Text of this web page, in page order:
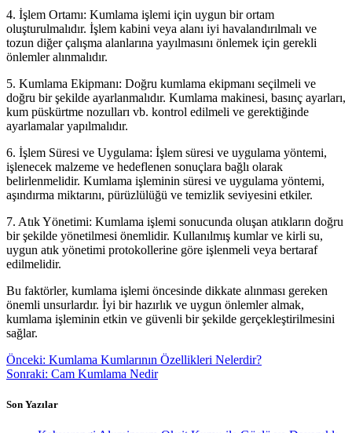
4. İşlem Ortamı: Kumlama işlemi için uygun bir ortam
oluşturulmalıdır. İşlem kabini veya alanı iyi havalandırılmalı ve
tozun diğer çalışma alanlarına yayılmasını önlemek için gerekli
önlemler alınmalıdır.
5. Kumlama Ekipmanı: Doğru kumlama ekipmanı seçilmeli ve
doğru bir şekilde ayarlanmalıdır. Kumlama makinesi, basınç ayarları,
kum püskürtme nozulları vb. kontrol edilmeli ve gerektiğinde
ayarlamalar yapılmalıdır.
6. İşlem Süresi ve Uygulama: İşlem süresi ve uygulama yöntemi,
işlenecek malzeme ve hedeflenen sonuçlara bağlı olarak
belirlenmelidir. Kumlama işleminin süresi ve uygulama yöntemi,
aşındırma miktarını, pürüzlülüğü ve temizlik seviyesini etkiler.
7. Atık Yönetimi: Kumlama işlemi sonucunda oluşan atıkların doğru
bir şekilde yönetilmesi önemlidir. Kullanılmış kumlar ve kirli su,
uygun atık yönetimi protokollerine göre işlenmeli veya bertaraf
edilmelidir.
Bu faktörler, kumlama işlemi öncesinde dikkate alınması gereken
önemli unsurlardır. İyi bir hazırlık ve uygun önlemler almak,
kumlama işleminin etkin ve güvenli bir şekilde gerçekleştirilmesini
sağlar.
Yazı
gezinmesi
Önceki: Önceki
yazı:
Kumlama Kumlarının Özellikleri Nelerdir?
Sonraki: Sonraki
Cam Kumlama Nedir
Son Yazılar